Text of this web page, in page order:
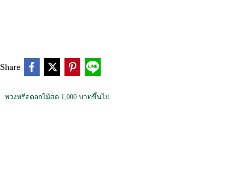
Share
พวงหรีดดอกไม้สด 1,000 บาทขึ้นไป